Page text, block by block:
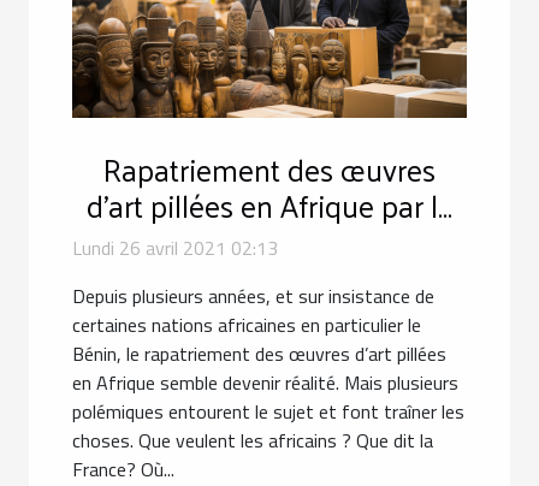
Rapatriement des œuvres
d’art pillées en Afrique par la
France
Lundi 26 avril 2021 02:13
Depuis plusieurs années, et sur insistance de
certaines nations africaines en particulier le
Bénin, le rapatriement des œuvres d’art pillées
en Afrique semble devenir réalité. Mais plusieurs
polémiques entourent le sujet et font traîner les
choses. Que veulent les africains ? Que dit la
France? Où...